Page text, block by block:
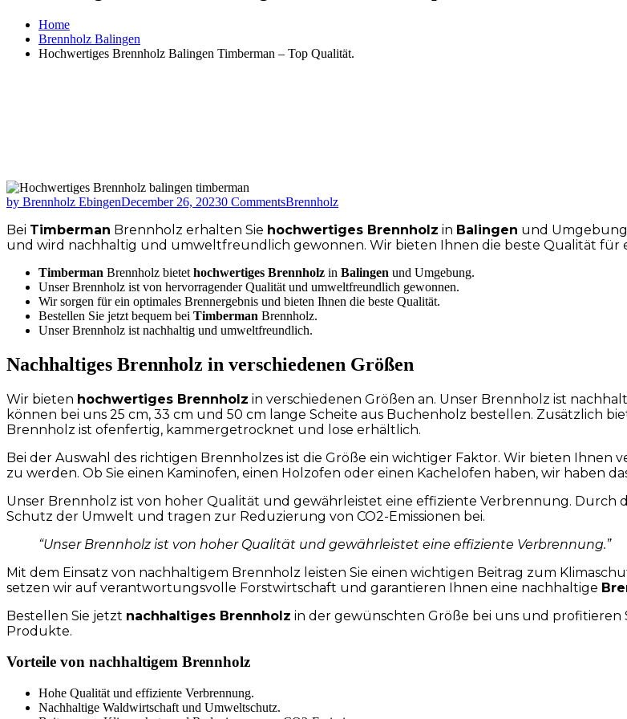
Home
Brennholz Balingen
Hochwertiges Brennholz Balingen Timberman – Top Qualität.
by Brennholz EbingenDecember 26, 20230 CommentsBrennholz
Bei Timberman Brennholz erhalten Sie hochwertiges Brennholz in Balingen und
und wird nachhaltig und umweltfreundlich gewonnen. Wir bieten Ihnen die beste Qualität für
Timberman Brennholz bietet hochwertiges Brennholz in Balingen und Umgebung.
Unser Brennholz ist von hervorragender Qualität und umweltfreundlich gewonnen.
Wir sorgen für ein optimales Brennergebnis und bieten Ihnen die beste Qualität.
Bestellen Sie jetzt bequem bei Timberman Brennholz.
Unser Brennholz ist nachhaltig und umweltfreundlich.
Nachhaltiges Brennholz in verschiedenen Größen
Wir bieten hochwertiges Brennholz in verschiedenen Größen an. Unser Brennholz ist
können bei uns 25 cm, 33 cm und 50 cm lange Scheite aus Buchenholz bestellen. Zusätzlich
Brennholz ist ofenfertig, kammergetrocknet und lose erhältlich.
Bei der Auswahl des richtigen Brennholzes ist die Größe ein wichtiger Faktor. Wir bieten
zu werden. Ob Sie einen Kaminofen, einen Holzofen oder einen Kachelofen haben, wir haben
Unser Brennholz ist von hoher Qualität und gewährleistet eine effiziente Verbrennung.
Schutz der Umwelt und tragen zur Reduzierung von CO2-Emissionen bei.
“Unser Brennholz ist von hoher Qualität und gewährleistet eine effiziente Verbrennung.”
Mit dem Einsatz von nachhaltigem Brennholz leisten Sie einen wichtigen Beitrag zum
setzen wir auf verantwortungsvolle Forstwirtschaft und garantieren Ihnen eine nachhaltige
Bestellen Sie jetzt nachhaltiges Brennholz in der gewünschten Größe bei uns und
Produkte.
Vorteile von nachhaltigem Brennholz
Hohe Qualität und effiziente Verbrennung.
Nachhaltige Waldwirtschaft und Umweltschutz.